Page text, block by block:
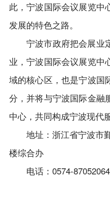
此，宁波国际会议展览中
发展的特色之路。
宁波市政府把会展业
业，宁波国际会议展览中
域的核心区，也是宁波国
分，并将与宁波国际金融
中心，共同构成宁波现代
地址：浙江省宁波市鄞
楼综合办
电话：0574-87052064